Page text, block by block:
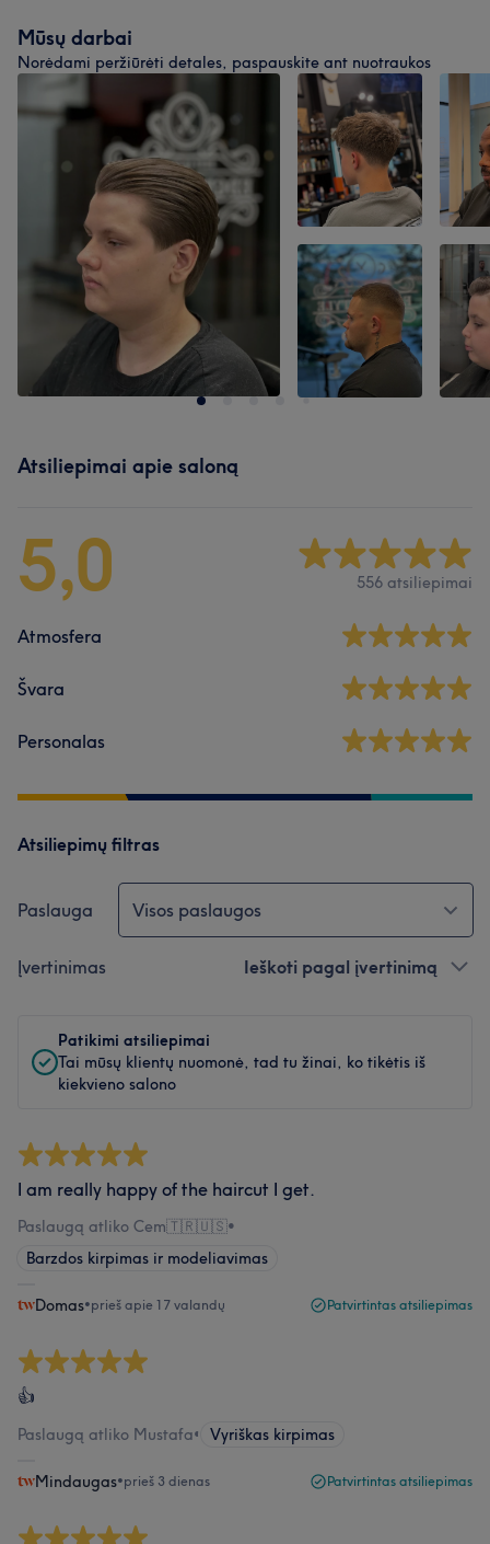
Mūsų darbai
Norėdami peržiūrėti detales, paspauskite ant nuotraukos
Atsiliepimai apie saloną
5,0 556 atsiliepimai
Atmosfera
Švara
Personalas
Atsiliepimų filtras
Paslauga Visos paslaugos
Įvertinimas Ieškoti pagal įvertinimą
Patikimi atsiliepimai
Tai mūsų klientų nuomonė, tad tu žinai, ko tikėtis iš
kiekvieno salono
I am really happy of the haircut I get.
Paslaugą atliko Cem🇹🇷🇺🇸•
Barzdos kirpimas ir modeliavimas
Domas•prieš apie 17 valandų Patvirtintas atsiliepimas
👍
Paslaugą atliko Mustafa• Vyriškas kirpimas
Mindaugas•prieš 3 dienas Patvirtintas atsiliepimas